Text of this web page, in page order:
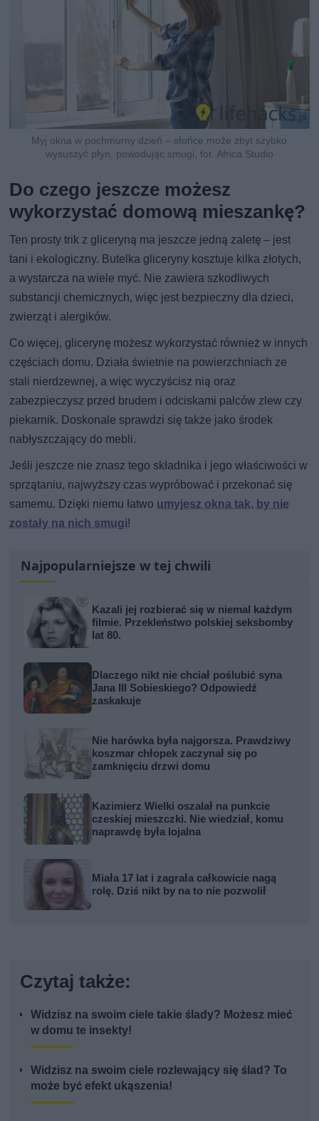
Myj okna w pochmurny dzień – słońce może zbyt szybko
wysuszyć płyn, powodując smugi, fot. Africa Studio
Do czego jeszcze możesz
wykorzystać domową mieszankę?
Ten prosty trik z gliceryną ma jeszcze jedną zaletę – jest
tani i ekologiczny. Butelka gliceryny kosztuje kilka złotych,
a wystarcza na wiele myć. Nie zawiera szkodliwych
substancji chemicznych, więc jest bezpieczny dla dzieci,
zwierząt i alergików.
Co więcej, glicerynę możesz wykorzystać również w innych
częściach domu. Działa świetnie na powierzchniach ze
stali nierdzewnej, a więc wyczyścisz nią oraz
zabezpieczysz przed brudem i odciskami palców zlew czy
piekarnik. Doskonale sprawdzi się także jako środek
nabłyszczający do mebli.
Jeśli jeszcze nie znasz tego składnika i jego właściwości w
sprzątaniu, najwyższy czas wypróbować i przekonać się
samemu. Dzięki niemu łatwo umyjesz okna tak, by nie
zostały na nich smugi!
Najpopularniejsze w tej chwili
Kazali jej rozbierać się w niemal każdym
filmie. Przekleństwo polskiej seksbomby
lat 80.
Dlaczego nikt nie chciał poślubić syna
Jana III Sobieskiego? Odpowiedź
zaskakuje
Nie harówka była najgorsza. Prawdziwy
koszmar chłopek zaczynał się po
zamknięciu drzwi domu
Kazimierz Wielki oszalał na punkcie
czeskiej mieszczki. Nie wiedział, komu
naprawdę była lojalna
Miała 17 lat i zagrała całkowicie nagą
rolę. Dziś nikt by na to nie pozwolił
Czytaj także:
Widzisz na swoim ciele takie ślady? Możesz mieć
w domu te insekty!
Widzisz na swoim ciele rozlewający się ślad? To
może być efekt ukąszenia!